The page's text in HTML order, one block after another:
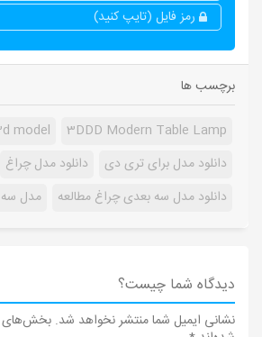
رمز فایل (تایپ کنید)
برچسب ها
3DDD Modern Table Lamp
model
دانلود مدل برای تری دی
دانلود مدل چراغ
دانلود مدل سه بعدی چراغ مطالعه
مدل
دیدگاه شما چیست؟
نشانی ایمیل شما منتشر نخواهد شد. بخش‌های